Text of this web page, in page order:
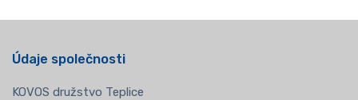
Údaje společnosti
KOVOS družstvo Teplice